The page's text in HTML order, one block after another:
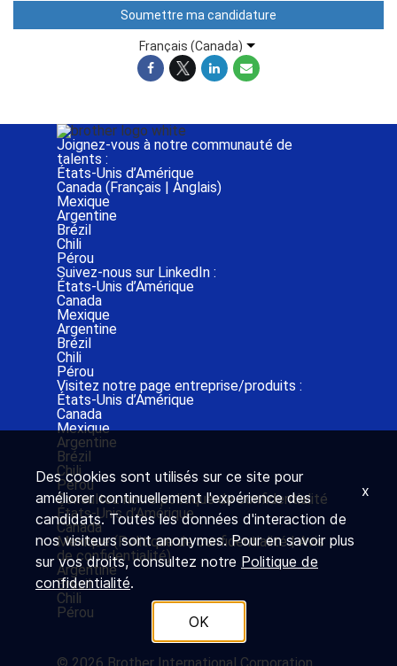
Soumettre ma candidature
Français (Canada)
Joignez-vous à notre communauté de
talents :
États-Unis d’Amérique
Canada (Français | Anglais)
Mexique
Argentine
Brézil
Chili
Pérou
Suivez-nous sur LinkedIn :
États-Unis d’Amérique
Canada
Mexique
Argentine
Brézil
Chili
Pérou
Visitez notre page entreprise/produits :
États-Unis d’Amérique
Canada
Mexique
Argentine
Brézil
Chili
Pérou
Consultez notre politique de confidentialité
États-Unis d’Amérique
Canada
Mexique (Politique de confidentialité|Avis
de confidentialité)
Argentine
Brézil
Chili
Pérou
Des cookies sont utilisés sur ce site pour
améliorer continuellement l'expérience des
candidats. Toutes les données d'interaction de
nos visiteurs sont anonymes. Pour en savoir plus
sur vos droits, consultez notre Politique de
confidentialité.
OK
x